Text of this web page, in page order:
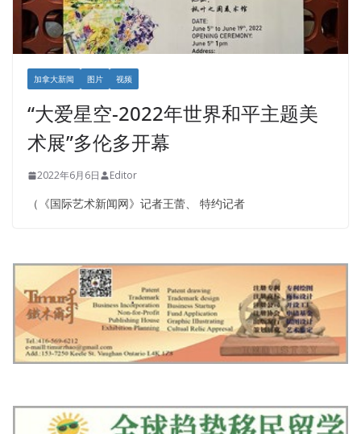
加拿大新闻 图片 视频
“大爱星空-2022年世界和平主题美
术展”多伦多开幕
2022年6月6日 Editor
（《国际艺术新闻网》记者王蕾、 特约记者